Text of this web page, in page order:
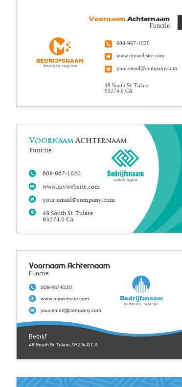
608-967-1020
www.mywebsite.com
your.email@company.com
48 South St. Tulare
93274.0 CA
Functie
VoornaamAchternaam
Bedrijfsnaam
Bedrijfs tagline
608-967-1020
www.mywebsite.com
your.email@company.com
48 South St. Tulare
93274.0 CA
Functie
VoornaamAchternaam
Bedrijfsnaam
Bedrijfs tagline
48 South St. Tulare, 93274.0 CA
Bedrijf
www.mywebsite.com
your.email@company.com
608-967-1020
Functie
Bedrijfsnaam
Bedrijfs tagline
Voornaam Achternaam